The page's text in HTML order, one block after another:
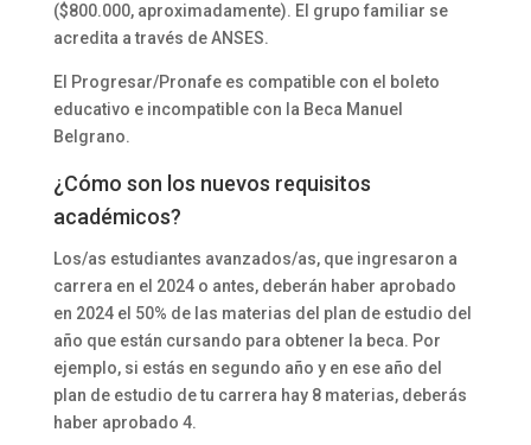
($800.000, aproximadamente). El grupo familiar se
acredita a través de ANSES.
El Progresar/Pronafe es compatible con el boleto
educativo e incompatible con la Beca Manuel
Belgrano.
¿Cómo son los nuevos requisitos
académicos?
Los/as estudiantes avanzados/as, que ingresaron a
carrera en el 2024 o antes, deberán haber aprobado
en 2024 el 50% de las materias del plan de estudio del
año que están cursando para obtener la beca. Por
ejemplo, si estás en segundo año y en ese año del
plan de estudio de tu carrera hay 8 materias, deberás
haber aprobado 4.